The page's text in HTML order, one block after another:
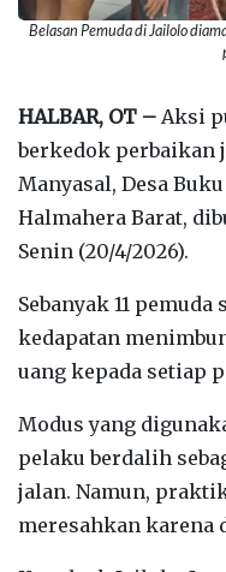
Belasan Pemuda di Jailolo
HALBAR, OT – Aksi
berkedok perbaikan
Manyasal, Desa
Halmahera Barat,
Senin (20/4/2026).
‎Sebanyak 11
kedapatan
uang kepada setiap
‎Modus yang
pelaku berdalih
jalan. Namun,
meresahkan karena